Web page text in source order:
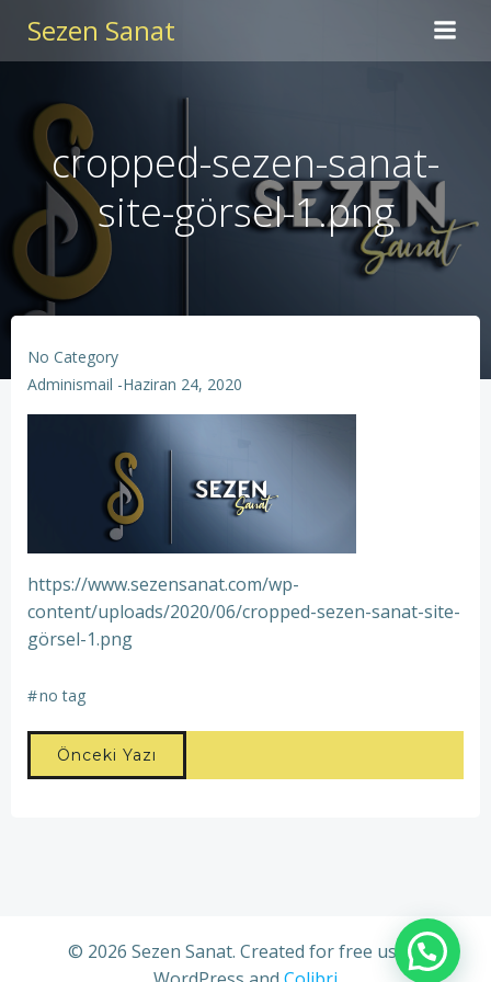
Sezen Sanat
cropped-sezen-sanat-
site-görsel-1.png
No Category
Adminismail -Haziran 24, 2020
https://www.sezensanat.com/wp-
content/uploads/2020/06/cropped-sezen-sanat-site-
görsel-1.png
#no tag
Yazı
Önceki Yazı
© 2026 Sezen Sanat. Created for free using